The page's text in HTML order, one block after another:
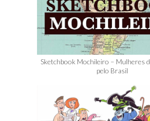
Sketchbook Mochileiro – Mulheres
pelo Brasil